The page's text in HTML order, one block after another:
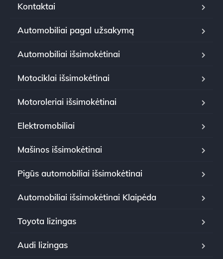
Kontaktai
Automobiliai pagal užsakymą
Automobiliai išsimokėtinai
Motociklai išsimokėtinai
Motoroleriai išsimokėtinai
Elektromobiliai
Mašinos išsimokėtinai
Pigūs automobiliai išsimokėtinai
Automobiliai išsimokėtinai Klaipėda
Toyota lizingas
Audi lizingas